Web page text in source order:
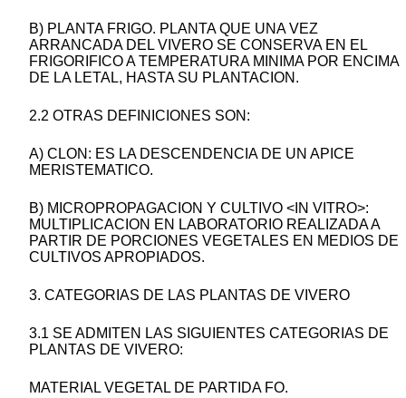
B) PLANTA FRIGO. PLANTA QUE UNA VEZ
ARRANCADA DEL VIVERO SE CONSERVA EN EL
FRIGORIFICO A TEMPERATURA MINIMA POR ENCIMA
DE LA LETAL, HASTA SU PLANTACION.
2.2 OTRAS DEFINICIONES SON:
A) CLON: ES LA DESCENDENCIA DE UN APICE
MERISTEMATICO.
B) MICROPROPAGACION Y CULTIVO <IN VITRO>:
MULTIPLICACION EN LABORATORIO REALIZADA A
PARTIR DE PORCIONES VEGETALES EN MEDIOS DE
CULTIVOS APROPIADOS.
3. CATEGORIAS DE LAS PLANTAS DE VIVERO
3.1 SE ADMITEN LAS SIGUIENTES CATEGORIAS DE
PLANTAS DE VIVERO:
MATERIAL VEGETAL DE PARTIDA FO.